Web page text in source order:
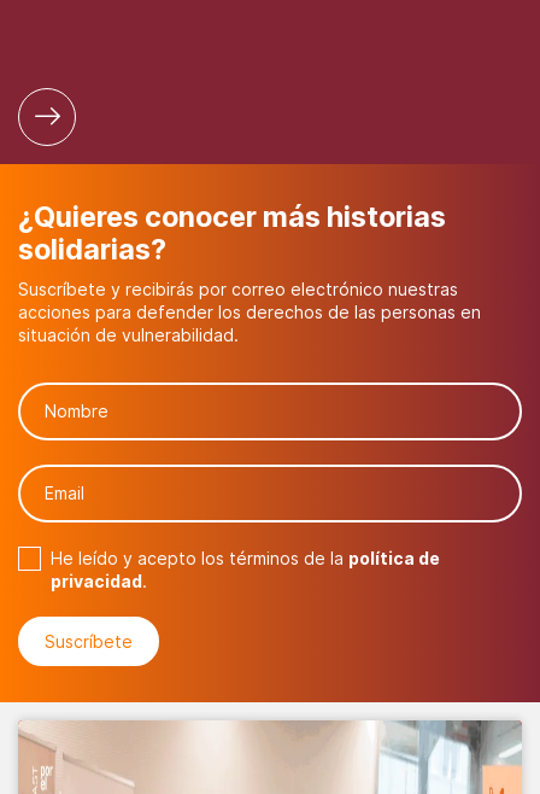
¿Quieres conocer más historias
solidarias?
Suscríbete y recibirás por correo electrónico nuestras
acciones para defender los derechos de las personas en
situación de vulnerabilidad.
He leído y acepto los términos de la política de
privacidad.